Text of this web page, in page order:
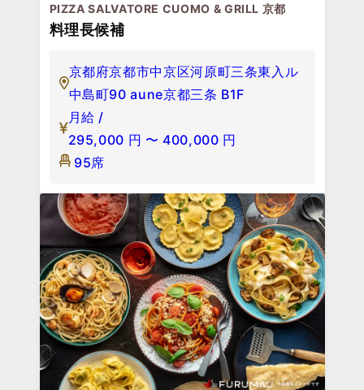
PIZZA SALVATORE CUOMO & GRILL 京都
料理長候補
京都府京都市中京区河原町三条東入ル
中島町90 aune京都三条 B1F
月給 /
295,000 円 〜 400,000 円
95席